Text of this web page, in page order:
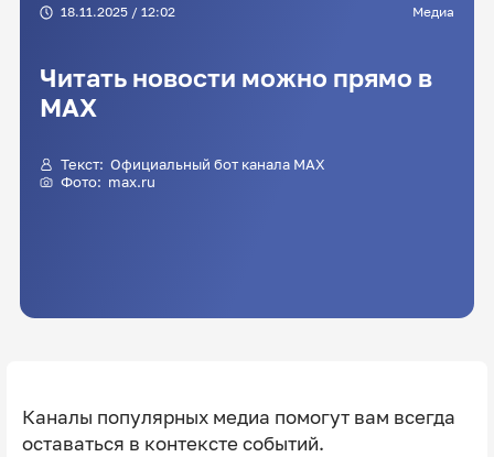
18.11.2025 / 12:02 Медиа
Читать новости можно прямо в
MAX
Текст: Официальный бот канала MAX
Фото: max.ru
Каналы популярных медиа помогут вам всегда
оставаться в контексте событий.